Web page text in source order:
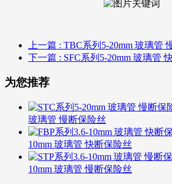
上一篇 : TBC系列5-20mm 玻璃管
下一篇 : SFC系列5-20mm 玻璃管
为您推荐
玻璃管 慢断保险丝
10mm 玻璃管 快断保险丝
10mm 玻璃管 慢断保险丝